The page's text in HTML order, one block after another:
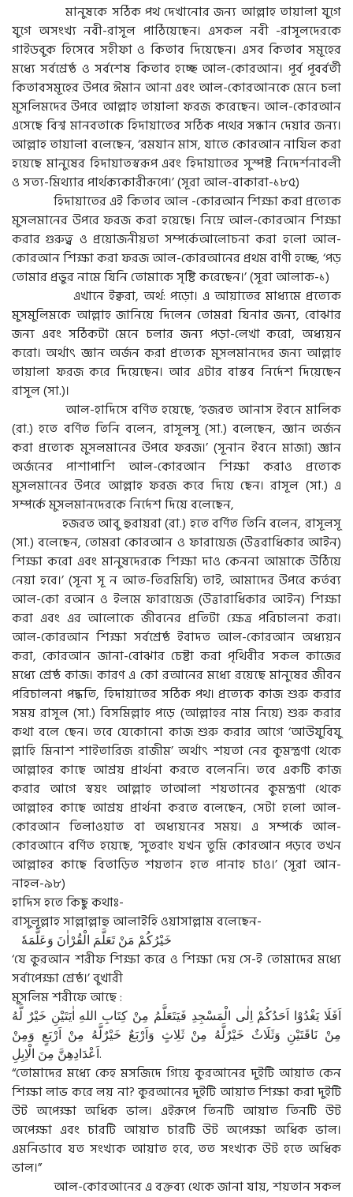
মানুষকে সঠিক পথ দেখানোর জন্য আল্লাহ তায়ালা যুগে
যুগে অসংখ্য নবী-রাসূল পাঠিয়েছেন। এসকল নবী -রাসূলদেরকে
গাইডবুক হিসেবে সহীফা ও কিতাব দিয়েছেন। এসব কিতাব সমূহের
মধ্যে সর্বশ্রেষ্ঠ ও সর্বশেষ কিতাব হচ্ছে আল-কোরআন। পূর্ব পূবর্বর্তী
কিতাবসমূহের উপরে ঈমান আনা এবং আল-কোরআনকে মেনে চলা
মুসলিমদের উপরে আল্লাহ তায়ালা ফরজ করেছেন। আল-কোরআন
এসেছে বিশ্ব মানবতাকে হিদায়াতের সঠিক পথের সন্ধান দেয়ার জন্য।
আল্লাহ তায়ালা বলেছেন, ‘রমযান মাস, যাতে কোরআন নাযিল করা
হয়েছে মানুষের হিদায়াতস্বরূপ এবং হিদায়াতের সুস্পষ্ট নিদের্শনাবলী
ও সত্য-মিথ্যার পার্থক্যকারীরূপে।’ (সূরা আল-বাকারা-১৮৫)
হিদায়াতের এই কিতাব আল -কোরআন শিক্ষা করা প্রত্যেক
মুসলমানের উপরে ফরজ করা হয়েছে। নিম্নে আল-কোরআন শিক্ষা
করার গুরুত্ব ও প্রয়োজনীয়তা সম্পর্কেআলোচনা করা হলো আল-
কোরআন শিক্ষা করা ফরজ আল-কোরআনের প্রথম বাণী হচ্ছে, ‘পড়
তোমার প্রভুর নামে যিনি তোমাকে সৃষ্টি করেছেন।’ (সূরা আলাক-১)
এখানে ইক্বরা, অর্থ: পড়ো। এ আয়াতের মাধ্যমে প্রত্যেক
মুসমুলিমকে আল্লাহ জানিয়ে দিলেন তোমরা যিনার জন্য, বোঝার
জন্য এবং সঠিকটা মেনে চলার জন্য পড়া-লেখা করো, অধ্যয়ন
করো। অর্থাৎ জ্ঞান অর্জন করা প্রত্যেক মুসলমানদের জন্য আল্লাহ
তায়ালা ফরজ করে দিয়েছেন। আর এটার বাস্তব নির্দেশ দিয়েছেন
রাসূল (সা.)।
আল-হাদিসে বর্ণিত হয়েছে, ‘হজরত আনাস ইবনে মালিক
(রা.) হতে বর্ণিত তিনি বলেন, রাসূলসূ (সা.) বলেছেন, জ্ঞান অর্জন
করা প্রত্যেক মুসলমানের উপরে ফরজ।’ (সূনান ইবনে মাজা) জ্ঞান
অর্জনের পাশাপাশি আল-কোরআন শিক্ষা করাও প্রত্যেক
মুসলমানের উপরে আল্লাহ ফরজ করে দিয়ে ছেন। রাসূল (সা.) এ
সম্পর্কে মুসলমানদেরকে নির্দেশ দিয়ে বলেছেন,
হজরত আবু হুরায়রা (রা.) হতে বর্ণিত তিনি বলেন, রাসূলসূ
(সা.) বলেছেন, তোমরা কোরআন ও ফারায়েজ (উত্তরাধিকার আইন)
শিক্ষা করো এবং মানুষদেরকে শিক্ষা দাও কেননা আমাকে উঠিয়ে
নেয়া হবে।’ (সূনা সূ ন আত-তিরমিযি) তাই, আমাদের উপরে কর্তব্য
আল-কো রআন ও ইলমে ফারায়েজ (উত্তারাধিকার আইন) শিক্ষা
করা এবং এর আলোকে জীবনের প্রতিটা ক্ষেত্র পরিচালনা করা।
আল-কোরআন শিক্ষা সর্বশ্রেষ্ঠ ইবাদত আল-কোরআন অধ্যয়ন
করা, কোরআন জানা-বোঝার চেষ্টা করা পৃথিবীর সকল কাজের
মধ্যে শ্রেষ্ঠ কাজ। কারণ এ কো রআনের মধ্যে রয়েছে মানুষের জীবন
পরিচালনা পদ্ধতি, হিদায়াতের সঠিক পথ। প্রত্যেক কাজ শুরু করার
সময় রাসূল (সা.) বিসমিল্লাহ পড়ে (আল্লাহর নাম নিয়ে) শুরু করার
কথা বলে ছেন। তবে যেকোনো কাজ শুরু করার আগে ‘আউযুবিযু
ল্লাহি মিনাশ শাইতারিজ রাজীম’ অর্থাৎ শয়তা নের কুমন্ত্রণা থেকে
আল্লাহর কাছে আশ্রয় প্রার্থনা করতে বলেননি। তবে একটি কাজ
করার আগে স্বয়ং আল্লাহ তাআলা শয়তানের কুমন্ত্রণা থেকে
আল্লাহর কাছে আশ্রয় প্রার্থনা করতে বলেছেন, সেটা হলো আল-
কোরআন তিলাওয়াত বা অধ্যয়নের সময়। এ সম্পর্কে আল-
কোরআনে বর্ণিত হয়েছে, ‘সুতরাং যখন তুমি কোরআন পড়বে তখন
আল্লাহর কাছে বিতাড়িত শয়তান হতে পানাহ চাও।’ (সূরা আন-
নাহল-৯৮)
হাদিস হতে কিছু কথাঃ-
রাসুলূল্লাহ সাল্লাল্লাহু আলাইহি ওয়াসাল্লাম বলেছেন-
خَيْرُكُمْ مَنْ تَعَلَّمَ الْقُرْاٰنَ وَعَلَّمَهٗ
‘যে কুরআন শরীফ শিক্ষা করে ও শিক্ষা দেয় সে-ই তোমাদের মধ্যে
সর্বাপেক্ষা শ্রেষ্ঠ।’ বুখারী
মুসলিম শরীফে আছে :
اَفَلَا يَغْدُوْا اَحَدُكُمْ اِلٰى الْمَسْجِدِ فَيَتَعَلَّمُ مِنْ كِتَابِ اللهِ اٰيَتَيْنِ خَيْرٌ لَّهُ
مِنْ نَاقَتَيْنِ وَثَلَاثٌ خَيْرٌلَّهُ مِنْ ثَلِاثٍ وَاَرْبَعٌ خَيْرٌلَّهُ مِنْ اَرْبَعٍ وَمِنْ
اَعْدَادِهِنَّ مِنَ الْاِبِلِ.
“তোমাদের মধ্যে কেহ মসজিদে গিয়ে কুরআনের দুইটি আয়াত কেন
শিক্ষা লাভ করে লয় না? কুরআনের দুইটি আয়াত শিক্ষা করা দুইটি
উট অপেক্ষা অধিক ভাল। এইরূপে তিনটি আয়াত তিনটি উট
অপেক্ষা এবং চারটি আয়াত চারটি উট অপেক্ষা অধিক ভাল।
এমনিভাবে যত সংখ্যক আয়াত হবে, তত সংখ্যক উট হতে অধিক
ভাল।”
আল-কোরআনের এ বক্তব্য থেকে জানা যায়, শয়তান সকল